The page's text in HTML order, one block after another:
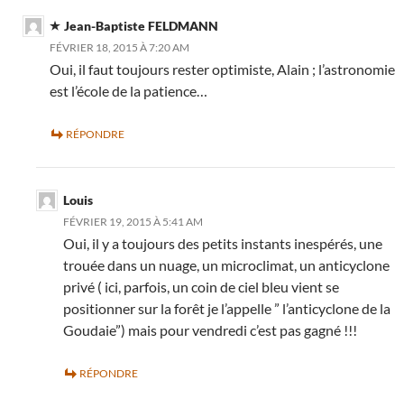
Jean-Baptiste FELDMANN
FÉVRIER 18, 2015 À 7:20 AM
Oui, il faut toujours rester optimiste, Alain ; l’astronomie
est l’école de la patience…
RÉPONDRE
Louis
FÉVRIER 19, 2015 À 5:41 AM
Oui, il y a toujours des petits instants inespérés, une
trouée dans un nuage, un microclimat, un anticyclone
privé ( ici, parfois, un coin de ciel bleu vient se
positionner sur la forêt je l’appelle ” l’anticyclone de la
Goudaie”) mais pour vendredi c’est pas gagné !!!
RÉPONDRE